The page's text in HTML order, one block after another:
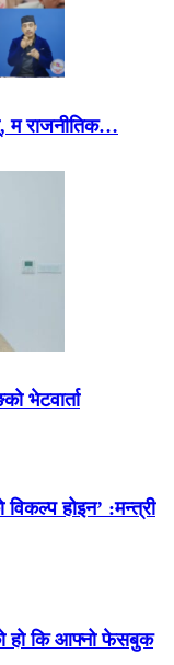
म राजनीतिक…
भेटवार्ता
होइन’ :मन्त्री
हो कि आफ्नो फेसबुक